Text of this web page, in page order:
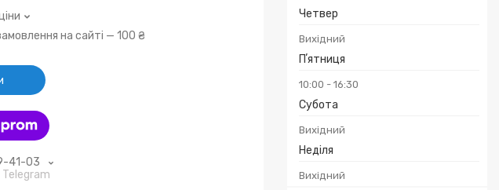
Четвер
Вихідний
Пʼятниця
10:00 16:30
Субота
Вихідний
Неділя
Вихідний
на сайті — 100 ₴
41-03